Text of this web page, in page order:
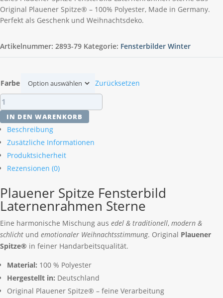
Original Plauener Spitze® – 100% Polyester, Made in Germany.
Perfekt als Geschenk und Weihnachtsdeko.
Artikelnummer: 2893-79 Kategorie: Fensterbilder Winter
Farbe
Zurücksetzen
Plauener
Spitze
Fensterbild
Laternenrahmen
Sterne
Menge
IN DEN WARENKORB
Beschreibung
Zusätzliche Informationen
Produktsicherheit
Rezensionen (0)
Plauener Spitze Fensterbild
Laternenrahmen Sterne
Eine harmonische Mischung aus edel & traditionell, modern &
schlicht und emotionaler Weihnachtsstimmung. Original Plauener
Spitze® in feiner Handarbeitsqualität.
Material: 100 % Polyester
Hergestellt in: Deutschland
Original Plauener Spitze® – feine Verarbeitung